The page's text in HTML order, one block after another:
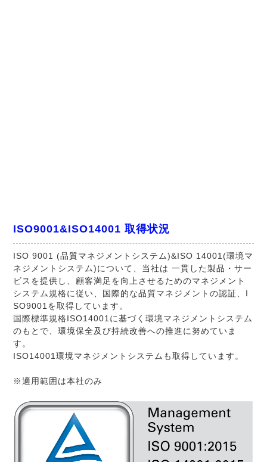
ISO9001&ISO14001 取得状況
ISO 9001 (品質マネジメントシステム)&ISO 14001(環境マ
ネジメントシステム)について、当社は 一貫した製品・サー
ビスを提供し、顧客満足を向上させるためのマネジメント
システム規格に従い、国際的な品質マネジメントの認証、I
SO9001を取得しています。
国際標準規格ISO14001に基づく環境マネジメントシステム
のもとで、環境保全及び持続改善への推進に努めていま
す。
ISO14001環境マネジメントシステムも取得しています。
※適用範囲は本社のみ